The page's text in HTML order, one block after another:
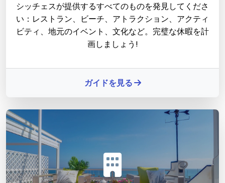
シッチェスが提供するすべてのものを発見してくださ
い：レストラン、ビーチ、アトラクション、アクティ
ビティ、地元のイベント、文化など。完璧な休暇を計
画しましょう!
ガイドを見る